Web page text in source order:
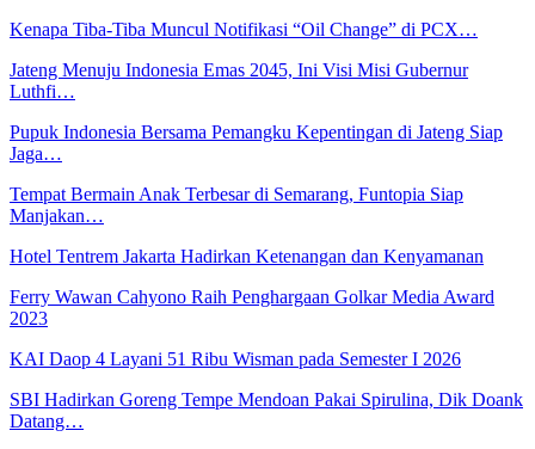
Kenapa Tiba-Tiba Muncul Notifikasi “Oil Change” di PCX…
Jateng Menuju Indonesia Emas 2045, Ini Visi Misi Gubernur
Luthfi…
Pupuk Indonesia Bersama Pemangku Kepentingan di Jateng Siap
Jaga…
Tempat Bermain Anak Terbesar di Semarang, Funtopia Siap
Manjakan…
Hotel Tentrem Jakarta Hadirkan Ketenangan dan Kenyamanan
Ferry Wawan Cahyono Raih Penghargaan Golkar Media Award
2023
KAI Daop 4 Layani 51 Ribu Wisman pada Semester I 2026
SBI Hadirkan Goreng Tempe Mendoan Pakai Spirulina, Dik Doank
Datang…